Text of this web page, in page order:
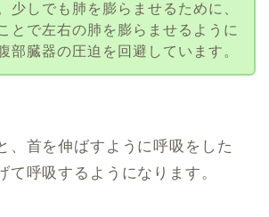
少しでも肺を膨らませるために、
とで左右の肺を膨らませるように
部臓器の圧迫を回避しています。
、首を伸ばすように呼吸をした
て呼吸するようになります。